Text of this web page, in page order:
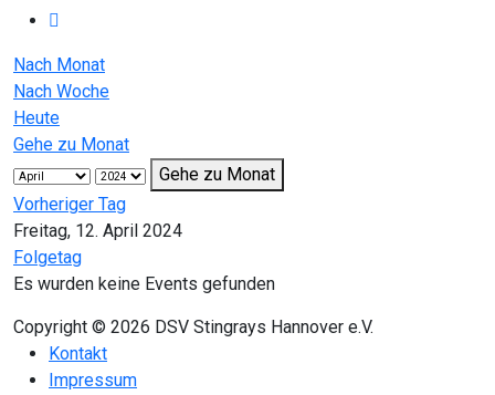
Nach Monat
Nach Woche
Heute
Gehe zu Monat
Gehe zu Monat
Vorheriger Tag
Freitag, 12. April 2024
Folgetag
Es wurden keine Events gefunden
Copyright © 2026 DSV Stingrays Hannover e.V.
Kontakt
Impressum